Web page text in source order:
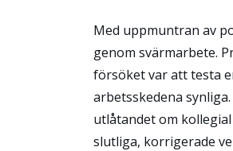
Med uppmuntran av
genom svärmarbete.
försöket var att testa
arbetsskedena
utlåtandet om
slutliga, korrigerade